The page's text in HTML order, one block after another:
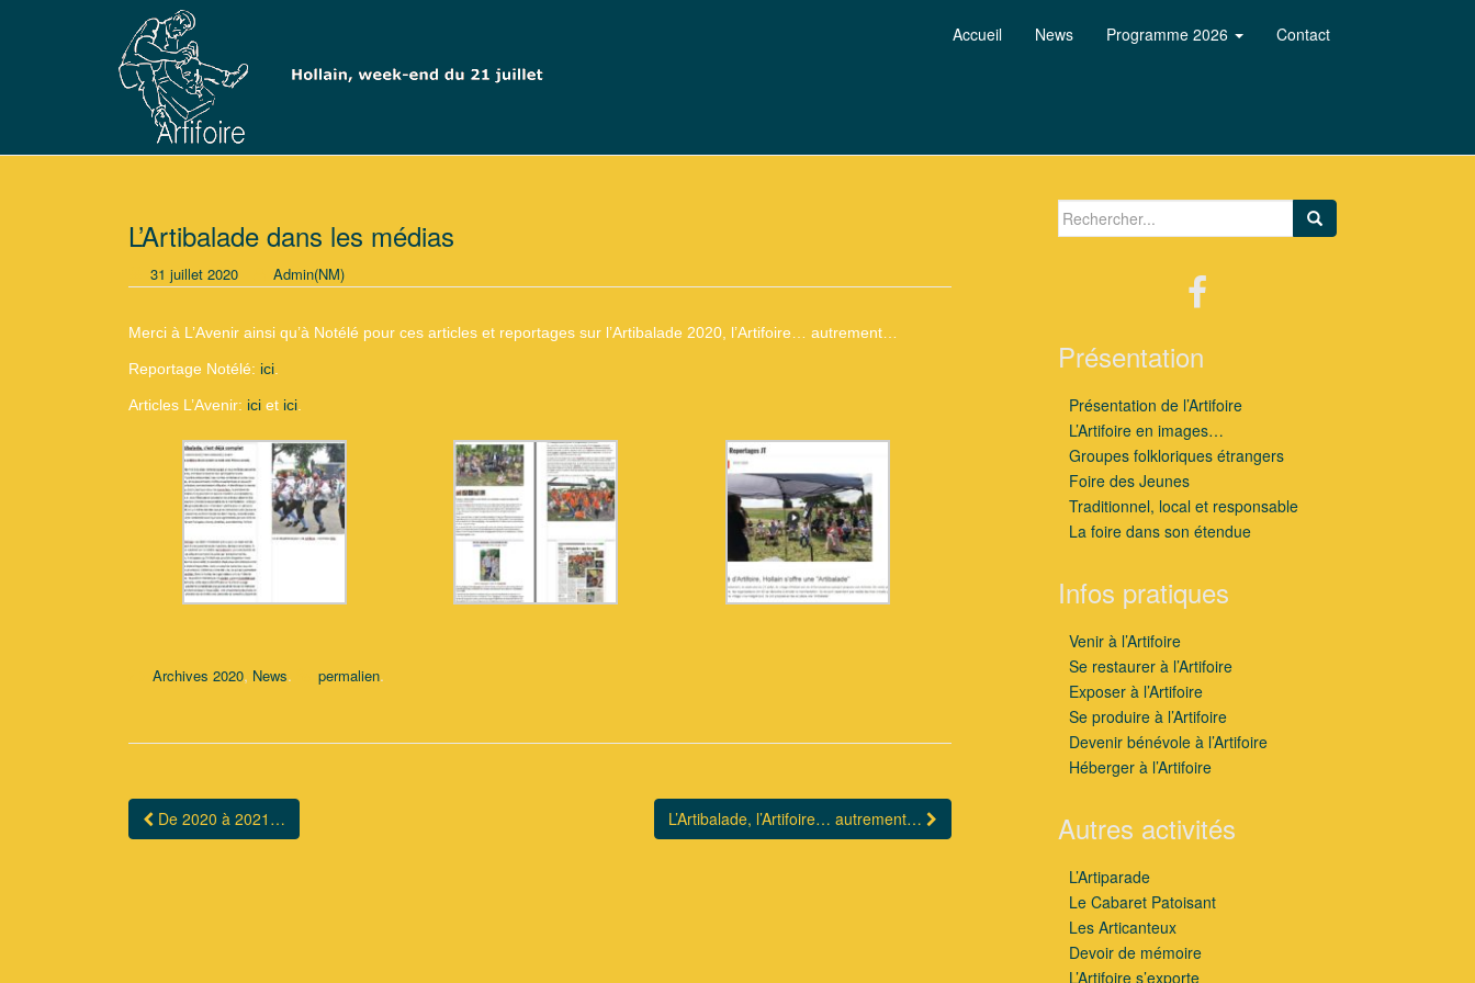
Accueil News Programme 2026 Contact
L’Artibalade dans les médias
31 juillet 2020 Admin(NM)
Merci à L’Avenir ainsi qu’à Notélé pour ces articles et reportages sur l’Artibalade 2020, l’Artifoire… autrement…
Reportage Notélé: ici
Articles L’Avenir: ici et ici
Archives 2020, News. permalien.
Navigation Article
De 2020 à 2021… L’Artibalade, l’Artifoire… autrement…
Search for:
Présentation
Présentation de l’Artifoire
L’Artifoire en images…
Groupes folkloriques étrangers
Foire des Jeunes
Traditionnel, local et responsable
La foire dans son étendue
Infos pratiques
Venir à l’Artifoire
Se restaurer à l’Artifoire
Exposer à l’Artifoire
Se produire à l’Artifoire
Devenir bénévole à l’Artifoire
Héberger à l’Artifoire
Autres activités
L’Artiparade
Le Cabaret Patoisant
Les Articanteux
Devoir de mémoire
L’Artifoire s’exporte